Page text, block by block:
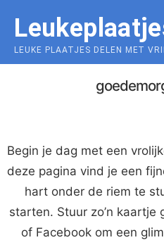
content
LEUKE PLAATJES DELEN MET
Begin je dag met een
deze pagina vind je een
hart onder de riem te
starten. Stuur zo’n kaartje
of Facebook om een